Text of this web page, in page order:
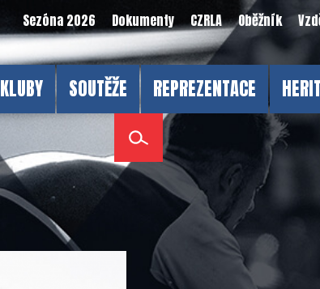
Sezóna 2026 Dokumenty CZRLA Oběžník
KLUBY SOUTĚŽE REPREZENTACE